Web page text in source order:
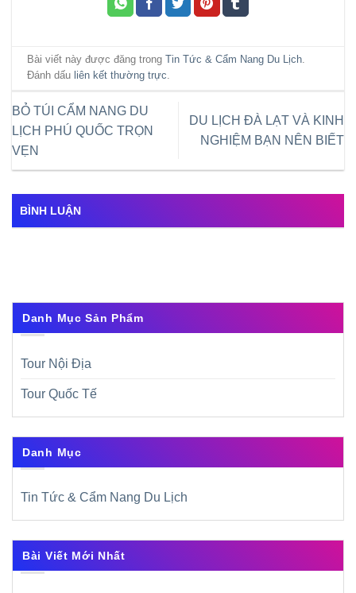
Bài viết này được đăng trongTin Tức & Cẩm Nang Du Lịch.
Đánh dấu liên kết thường trực.
BỎ TÚI CẨM NANG DU
LỊCH PHÚ QUỐC TRỌN
VẸN
DU LỊCH ĐÀ LẠT VÀ KINH
NGHIỆM BẠN NÊN BIẾT
BÌNH LUẬN
Danh Mục Sản Phẩm
Tour Nội Địa
Tour Quốc Tế
Danh Mục
Tin Tức & Cẩm Nang Du Lịch
Bài Viết Mới Nhất